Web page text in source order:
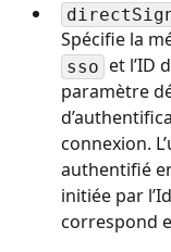
Spécifie la
sso et l’ID
paramètre
connexion.
authentifié
initiée par
correspond